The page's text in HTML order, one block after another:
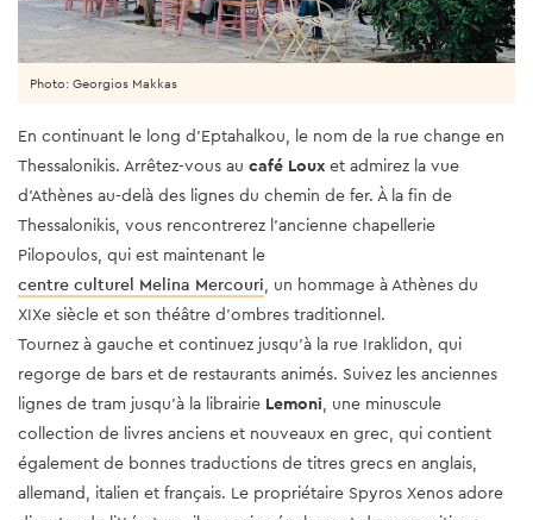
Photo: Georgios Makkas
En continuant le long d'Eptahalkou, le nom de la rue change en
Thessalonikis. Arrêtez-vous au café Loux et admirez la vue
d'Athènes au-delà des lignes du chemin de fer. À la fin de
Thessalonikis, vous rencontrerez l'ancienne chapellerie
Pilopoulos, qui est maintenant le
centre culturel Melina Mercouri, un hommage à Athènes du
XIXe siècle et son théâtre d'ombres traditionnel.
Tournez à gauche et continuez jusqu'à la rue Iraklidon, qui
regorge de bars et de restaurants animés. Suivez les anciennes
lignes de tram jusqu'à la librairie Lemoni, une minuscule
collection de livres anciens et nouveaux en grec, qui contient
également de bonnes traductions de titres grecs en anglais,
allemand, italien et français. Le propriétaire Spyros Xenos adore